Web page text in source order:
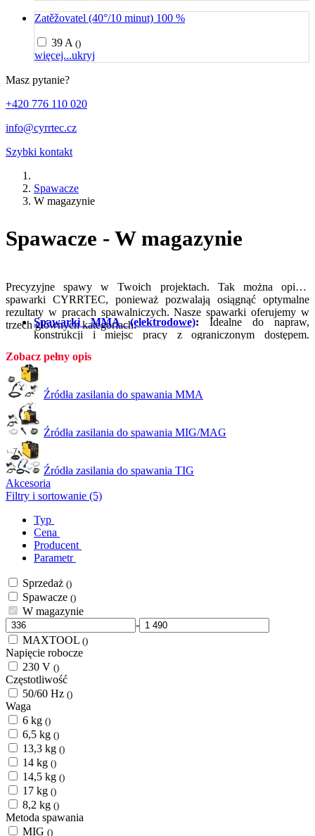
Zatěžovatel (40°/10 minut) 100 %
39 A ()
więcej...ukryj
Masz pytanie?
+420 776 110 020
info@cyrrtec.cz
Szybki kontakt
Spawacze
W magazynie
Spawacze - W magazynie
Precyzyjne spawy w Twoich projektach. Tak można opisać
spawarki CYRRTEC, ponieważ pozwalają osiągnąć optymalne
rezultaty w pracach spawalniczych. Nasze spawarki oferujemy w
trzech głównych kategoriach:
Spawarki MMA (elektrodowe): Idealne do napraw,
konstrukcji i miejsc pracy z ograniczonym dostępem.
grubości.
Spawanie MIG (drutowe)
obsługa, minimalne poprawki oraz czystsze spawy.
Doskonały wybór do produkcji seryjnej, napraw konstrukcji
blaszanych i pracy z materiałami stalowymi.
Spawanie TIG (topiące)
precyzyjnym rzemiośle, ponieważ umożliwia dokładną pracę
na cienkich materiałach, stali nierdzewnej, aluminium i
stopach specjalnych.
Zobacz pełny opis
Źródła zasilania do spawania MMA
Źródła zasilania do spawania MIG/MAG
Źródła zasilania do spawania TIG
Akcesoria
Filtry i sortowanie (5)
Typ
Cena
Producent
Parametr
Sprzedaż ()
Spawacze ()
W magazynie
-
MAXTOOL ()
Napięcie robocze
230 V ()
Częstotliwość
50/60 Hz ()
Waga
6 kg ()
6,5 kg ()
13,3 kg ()
14 kg ()
14,5 kg ()
17 kg ()
8,2 kg ()
Metoda spawania
MIG ()